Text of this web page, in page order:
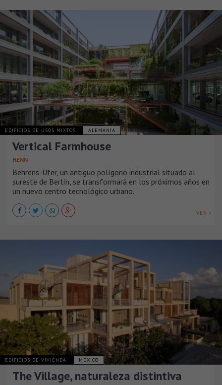
EDIFICIOS DE USOS MIXTOS ALEMANIA
Vertical Farmhouse
HENN
Behrens-Ufer, un antiguo polígono industrial situado al
sureste de Berlín, se transformará en los próximos años en
un nuevo centro tecnológico urbano.
VER +
EDIFICIOS DE VIVIENDA MÉXICO
The Village, naturaleza distintiva